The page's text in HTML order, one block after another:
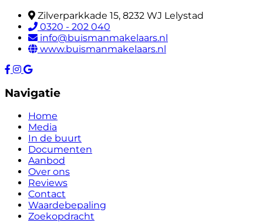
Zilverparkkade 15, 8232 WJ Lelystad
0320 - 202 040
info@buismanmakelaars.nl
www.buismanmakelaars.nl
Navigatie
Home
Media
In de buurt
Documenten
Aanbod
Over ons
Reviews
Contact
Waardebepaling
Zoekopdracht